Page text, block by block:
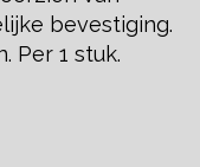
bevestiging.
Per 1 stuk.